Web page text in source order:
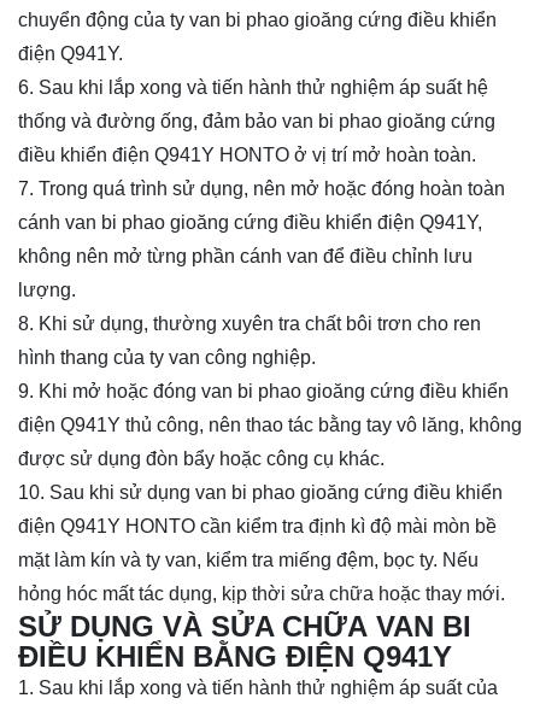
chuyển động của ty van bi phao gioăng cứng điều khiển
điện Q941Y.
6. Sau khi lắp xong và tiến hành thử nghiệm áp suất hệ
thống và đường ống, đảm bảo van bi phao gioăng cứng
điều khiển điện Q941Y HONTO ở vị trí mở hoàn toàn.
7. Trong quá trình sử dụng, nên mở hoặc đóng hoàn toàn
cánh van bi phao gioăng cứng điều khiển điện Q941Y,
không nên mở từng phần cánh van để điều chỉnh lưu
lượng.
8. Khi sử dụng, thường xuyên tra chất bôi trơn cho ren
hình thang của ty van công nghiệp.
9. Khi mở hoặc đóng van bi phao gioăng cứng điều khiển
điện Q941Y thủ công, nên thao tác bằng tay vô lăng, không
được sử dụng đòn bẩy hoặc công cụ khác.
10. Sau khi sử dụng van bi phao gioăng cứng điều khiển
điện Q941Y HONTO cần kiểm tra định kì độ mài mòn bề
mặt làm kín và ty van, kiểm tra miếng đệm, bọc ty. Nếu
hỏng hóc mất tác dụng, kịp thời sửa chữa hoặc thay mới.
SỬ DỤNG VÀ SỬA CHỮA VAN BI
ĐIỀU KHIỂN BẰNG ĐIỆN Q941Y
1. Sau khi lắp xong và tiến hành thử nghiệm áp suất của